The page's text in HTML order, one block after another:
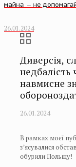
майна — не допомагай
26.01.2024
Диверсія,
недбалість
навмисне
26.01.2024
В рамках моєї
з’ясувалися
обурили Польщу!